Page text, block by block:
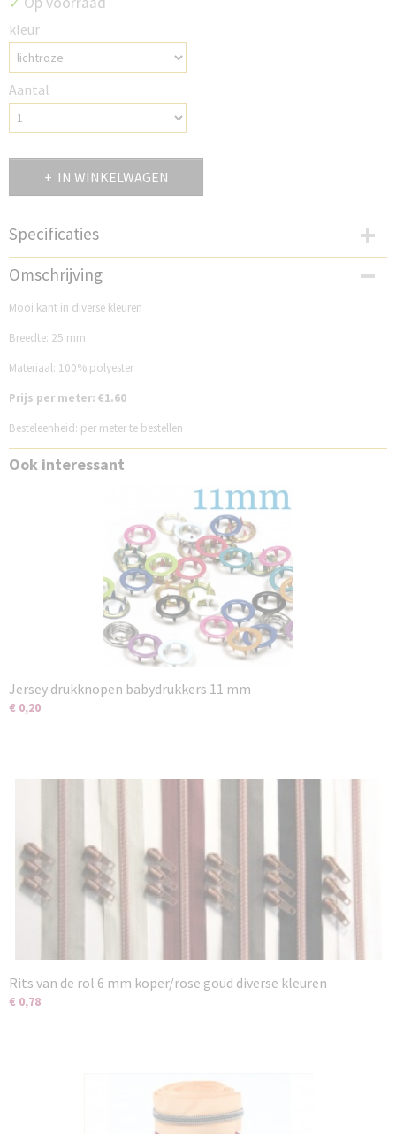
kleur
Aantal
IN WINKELWAGEN
Specificaties
Productcode
FG25K163-813
Omschrijving
Mooi kant in diverse kleuren
Breedte: 25 mm
Materiaal: 100% polyester
Prijs per meter: €1.60
Besteleenheid: per meter te bestellen
Ook interessant
Jersey drukknopen babydrukkers 11 mm
€ 0,20
Rits van de rol 6 mm koper/rose goud diverse kleuren
€ 0,78